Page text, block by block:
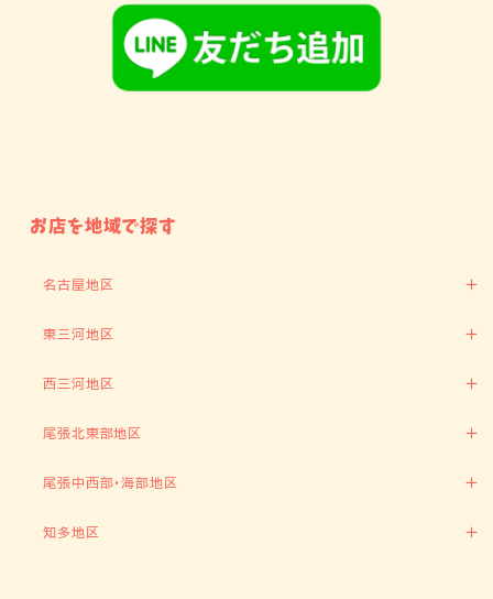
お店を地域で探す
名古屋地区
東三河地区
西三河地区
尾張北東部地区
尾張中西部・海部地区
知多地区